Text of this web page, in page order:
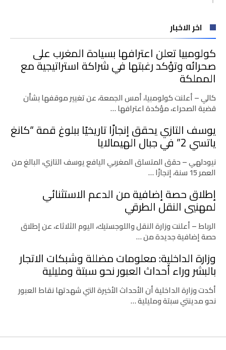
اخر الاخبار
كولومبيا تعلن اعترافها بسيادة المغرب على
صحرائه وتؤكد رغبتها في شراكة استراتيجية مع
المملكة
كالي – أعلنت كولومبيا، أمس الجمعة، عن تغيير موقفها بشأن
قضية الصحراء، مؤكدة اعترافها …
يوسف التازي يحقق إنجازًا تاريخيًا ببلوغ قمة “كانغ
ياتسي 2” في جبال الهيمالايا
نيودلهي – حقق المتسلق المغربي اليافع يوسف التازي، البالغ من
العمر 15 سنة، إنجازًا …
إطلاق حصة إضافية من الدعم الاستثنائي
لمهنيي النقل الطرقي
الرباط – أعلنت وزارة النقل واللوجستيك، اليوم الثلاثاء، عن إطلاق
حصة إضافية جديدة من …
وزارة الداخلية: معلومات مضللة وشبكات الاتجار
بالبشر وراء أحداث العبور نحو سبتة ومليلية
أكدت وزارة الداخلية أن الأحداث الأخيرة التي شهدتها نقاط العبور
نحو مدينتي سبتة ومليلية …